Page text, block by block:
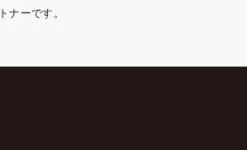
ナーです。